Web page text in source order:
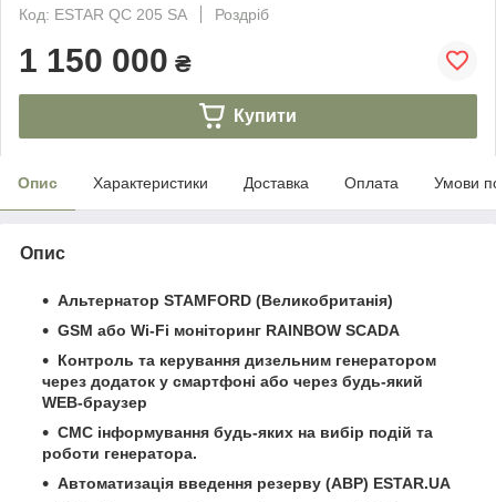
Код: ESTAR QC 205 SA
Роздріб
1 150 000 ₴
Купити
Опис Характеристики Доставка Оплата Умови
Опис
Альтернатор STAMFORD (Великобританія)
GSM або Wi-Fi моніторинг RAINBOW SCADA
Контроль та керування дизельним генератором
через додаток у смартфоні або через будь-який
WEB-браузер
СМС інформування будь-яких на вибір подій та
роботи генератора.
Автоматизація введення резерву (АВР) ESTAR.UA